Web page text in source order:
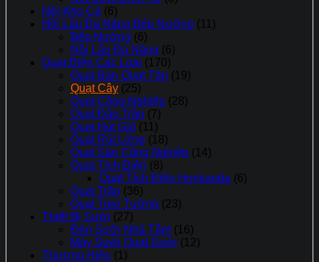
Nồi Kho Cá (6)
Nồi Lẩu Đa Năng,Bếp Nướng (11)
Bếp Nướng (6)
Nồi Lẩu Đa Năng (6)
Quạt Điện Các Loại (170)
Quạt Bàn Quạt Tản (19)
Quạt Cây (25)
Quạt Công Nghiệp (28)
Quạt Đảo Trần (7)
Quạt Hút Gió (11)
Quạt Rút Lửng (18)
Quạt Sàn Công Nghiệp (14)
Quạt Tích Điện (8)
Quạt Tích Điện Honjianda (6)
Quạt Trần (36)
Quạt Treo Tường (23)
Thiết Bị Sưởi (27)
Đèn Sưởi Nhà Tắm (16)
Máy Sưởi Quạt Sưởi (12)
Thương Hiệu (1)